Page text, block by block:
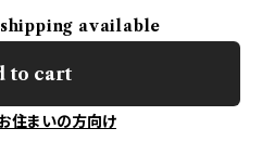
available
to cart
住まいの方向け